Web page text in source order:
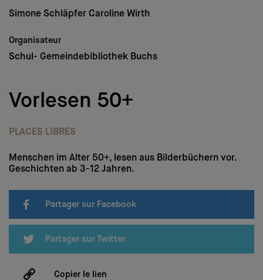
Simone Schläpfer Caroline Wirth
Organisateur
Schul- Gemeindebibliothek Buchs
Vorlesen 50+
PLACES LIBRES
Menschen im Alter 50+, lesen aus Bilderbüchern vor.
Geschichten ab 3-12 Jahren.
Partager sur Facebook
Partager sur Twitter
Copier le lien